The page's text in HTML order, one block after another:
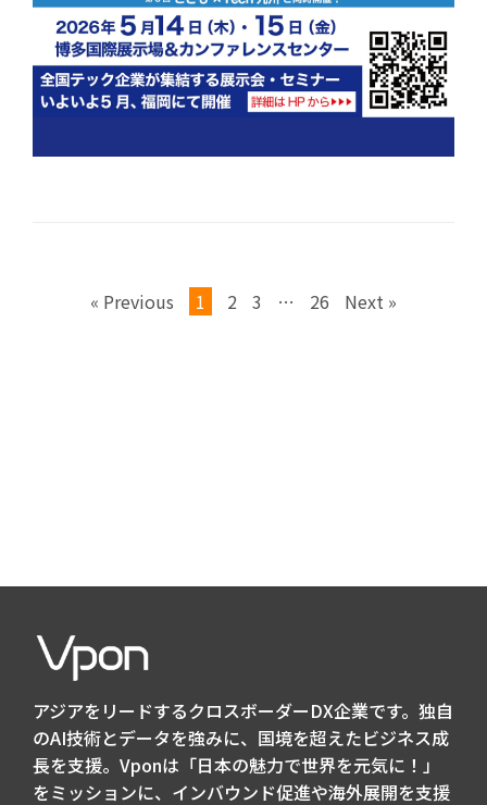
« Previous 1 2 3 … 26 Next »
アジアをリードするクロスボーダーDX企業です。独自
のAI技術とデータを強みに、国境を超えたビジネス成
長を支援。Vponは「日本の魅力で世界を元気に！」
をミッションに、インバウンド促進や海外展開を支援